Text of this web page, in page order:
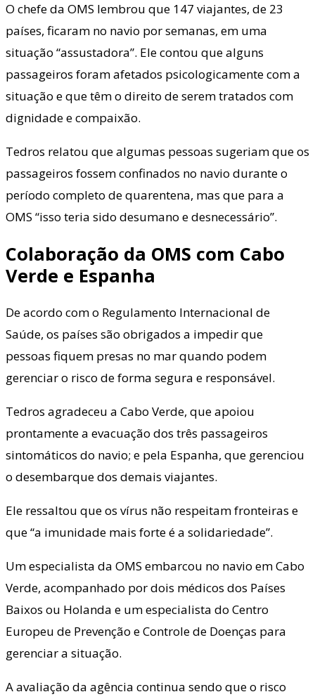
O chefe da OMS lembrou que 147 viajantes, de 23
países, ficaram no navio por semanas, em uma
situação “assustadora”. Ele contou que alguns
passageiros foram afetados psicologicamente com a
situação e que têm o direito de serem tratados com
dignidade e compaixão.
Tedros relatou que algumas pessoas sugeriam que os
passageiros fossem confinados no navio durante o
período completo de quarentena, mas que para a
OMS “isso teria sido desumano e desnecessário”.
Colaboração da OMS com Cabo
Verde e Espanha
De acordo com o Regulamento Internacional de
Saúde, os países são obrigados a impedir que
pessoas fiquem presas no mar quando podem
gerenciar o risco de forma segura e responsável.
Tedros agradeceu a Cabo Verde, que apoiou
prontamente a evacuação dos três passageiros
sintomáticos do navio; e pela Espanha, que gerenciou
o desembarque dos demais viajantes.
Ele ressaltou que os vírus não respeitam fronteiras e
que “a imunidade mais forte é a solidariedade”.
Um especialista da OMS embarcou no navio em Cabo
Verde, acompanhado por dois médicos dos Países
Baixos ou Holanda e um especialista do Centro
Europeu de Prevenção e Controle de Doenças para
gerenciar a situação.
A avaliação da agência continua sendo que o risco